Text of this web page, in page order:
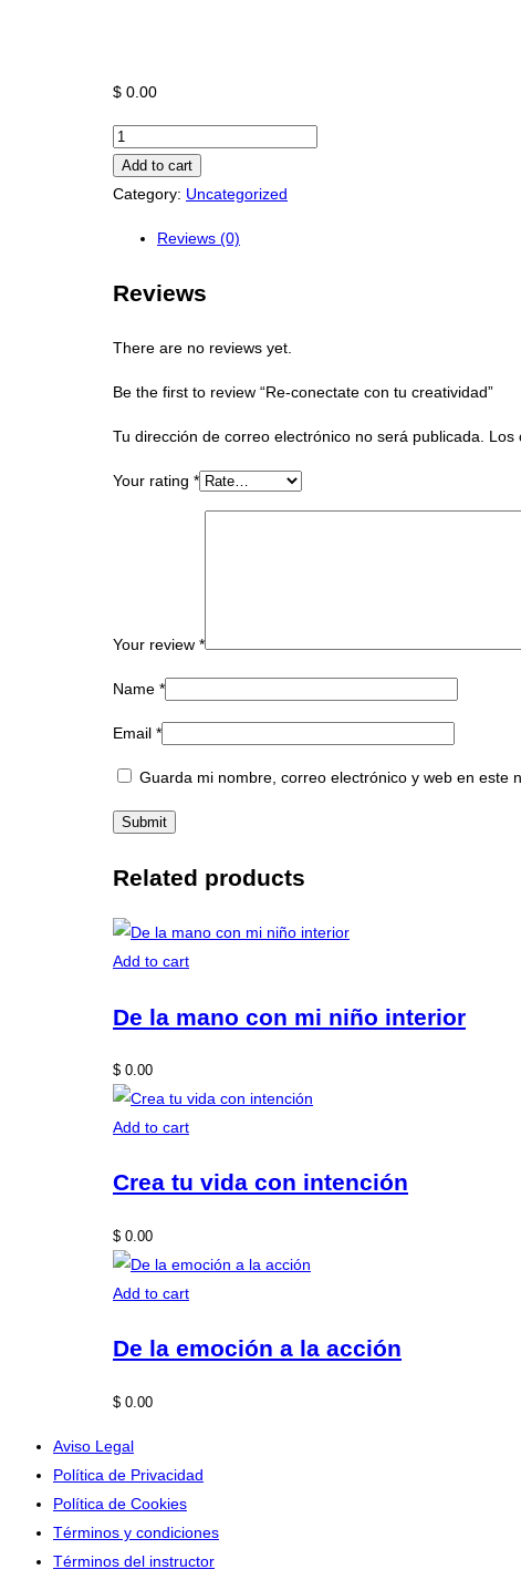
$ 0.00
Re-
conectate
con
creatividad
Add to cart
Category: Uncategorized
Reviews (0)
Reviews
There are no reviews yet.
Be the first to review “Re-conectate con tu creatividad”
Tu dirección de correo electrónico no será publicada. Los
Your rating *
Your review *
Name *
Email *
Guarda mi nombre, correo electrónico y web en este
Related products
Add to cart
De la mano con mi niño interior
$ 0.00
Add to cart
Crea tu vida con intención
$ 0.00
Add to cart
De la emoción a la acción
$ 0.00
Aviso Legal
Política de Privacidad
Política de Cookies
Términos y condiciones
Términos del instructor